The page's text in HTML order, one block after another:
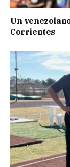
Un
Corrientes